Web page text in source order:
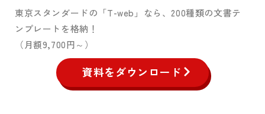
東京スタンダードの「T-web」なら、200種類の文書テ
ンプレートを格納！
（月額9,700円～）
資料をダウンロード